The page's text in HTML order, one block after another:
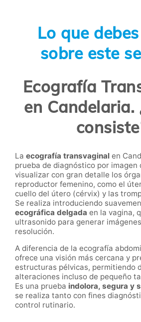
Lo que
sobre este
Ecografía
en Candelaria.
La ecografía transvaginal en
prueba de diagnóstico por imagen
visualizar con gran detalle los
reproductor femenino, como el
cuello del útero (cérvix) y las
Se realiza introduciendo
ecográfica delgada en la vagina,
ultrasonido para generar
resolución.
A diferencia de la ecografía
ofrece una visión más cercana y
estructuras pélvicas, permitiendo
alteraciones incluso de pequeño
Es una prueba indolora, segura y
se realiza tanto con fines
control rutinario.